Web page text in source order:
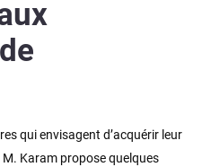
qui envisagent d’acquérir leur
Karam propose quelques